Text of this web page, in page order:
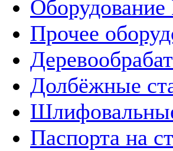
Прочее
Долбёжные
Паспорта на